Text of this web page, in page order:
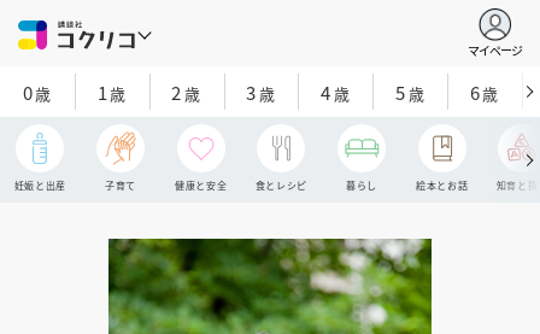
マイページ
0歳 1歳 2 歳 3歳 4歳 5歳 6歳
妊娠と出産 子育て 健康と安全 食とレシピ 暮らし 絵本とお話 知育と探